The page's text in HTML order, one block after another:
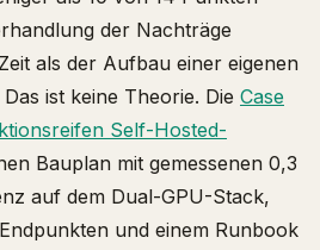
der Nachträge
als der Aufbau einer eigenen
ist keine Theorie. Die Case
Self-Hosted-
Bauplan mit gemessenen 0,3
auf dem Dual-GPU-Stack,
und einem Runbook